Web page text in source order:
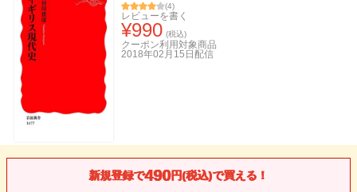
(4)
レビューを書く
¥990 (税込)
クーポン利用対象商品
2018年02月15日 配信
新規登録で490円(税込)で買える！